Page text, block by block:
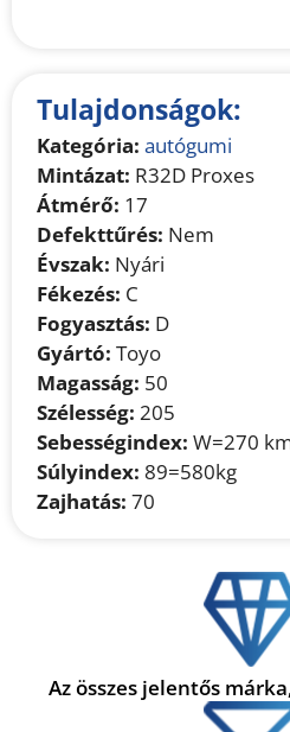
Tulajdonságok:
Kategória: autógumi
Mintázat: R32D Proxes
Átmérő: 17
Defekttűrés: Nem
Évszak: Nyári
Fékezés: C
Fogyasztás: D
Gyártó: Toyo
Magasság: 50
Szélesség: 205
Sebességindex: W=270
Súlyindex: 89=580kg
Zajhatás: 70
Az összes jelentős